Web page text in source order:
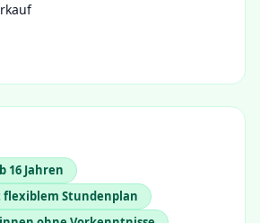
16 Jahren
Stundenplan